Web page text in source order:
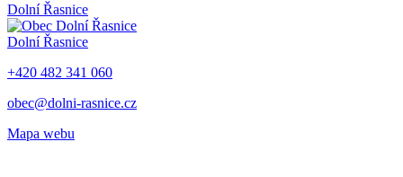
Dolní Řasnice
Dolní Řasnice
+420 482 341 060
obec@dolni-rasnice.cz
Mapa webu